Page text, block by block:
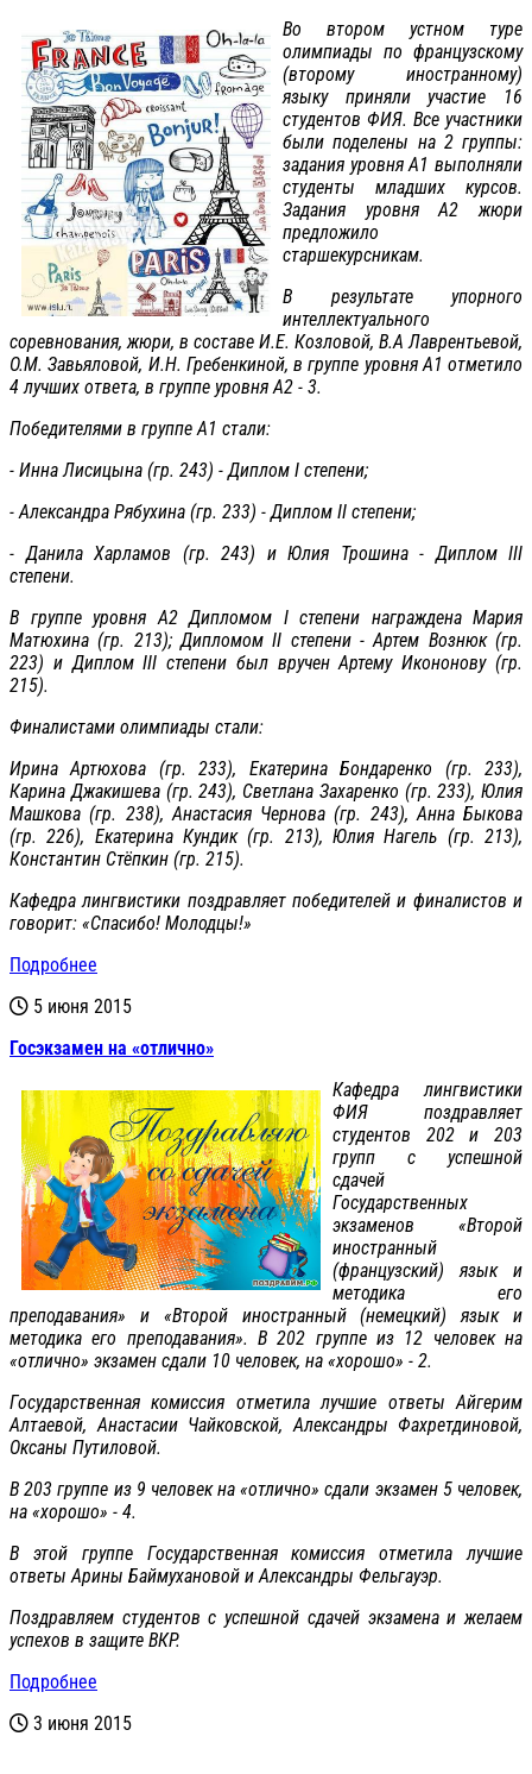
Во втором устном туре
олимпиады по французскому
(второму иностранному)
языку приняли участие 16
студентов ФИЯ. Все участники
были поделены на 2 группы:
задания уровня А1 выполняли
студенты младших курсов.
Задания уровня А2 жюри
предложило
старшекурсникам.
В результате упорного
интеллектуального
соревнования, жюри, в составе И.Е. Козловой, В.А Лаврентьевой,
О.М. Завьяловой, И.Н. Гребенкиной, в группе уровня А1 отметило
4 лучших ответа, в группе уровня А2 - 3.
Победителями в группе А1 стали:
- Инна Лисицына (гр. 243) - Диплом I степени;
- Александра Рябухина (гр. 233) - Диплом II степени;
- Данила Харламов (гр. 243) и Юлия Трошина - Диплом III
степени.
В группе уровня А2 Дипломом I степени награждена Мария
Матюхина (гр. 213); Дипломом II степени - Артем Вознюк (гр.
223) и Диплом III степени был вручен Артему Икононову (гр.
215).
Финалистами олимпиады стали:
Ирина Артюхова (гр. 233), Екатерина Бондаренко (гр. 233),
Карина Джакишева (гр. 243), Светлана Захаренко (гр. 233), Юлия
Машкова (гр. 238), Анастасия Чернова (гр. 243), Анна Быкова
(гр. 226), Екатерина Кундик (гр. 213), Юлия Нагель (гр. 213),
Константин Стёпкин (гр. 215).
Кафедра лингвистики поздравляет победителей и финалистов и
говорит: «Спасибо! Молодцы!»
Подробнее
5 июня 2015
Госэкзамен на «отлично»
Кафедра лингвистики
ФИЯ поздравляет
студентов 202 и 203
групп с успешной
сдачей
Государственных
экзаменов «Второй
иностранный
(французский) язык и
методика его
преподавания» и «Второй иностранный (немецкий) язык и
методика его преподавания». В 202 группе из 12 человек на
«отлично» экзамен сдали 10 человек, на «хорошо» - 2.
Государственная комиссия отметила лучшие ответы Айгерим
Алтаевой, Анастасии Чайковской, Александры Фахретдиновой,
Оксаны Путиловой.
В 203 группе из 9 человек на «отлично» сдали экзамен 5 человек,
на «хорошо» - 4.
В этой группе Государственная комиссия отметила лучшие
ответы Арины Баймухановой и Александры Фельгауэр.
Поздравляем студентов с успешной сдачей экзамена и желаем
успехов в защите ВКР.
Подробнее
3 июня 2015